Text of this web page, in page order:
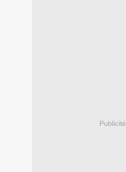
Publicité